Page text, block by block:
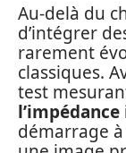
Au-delà du
d’intégrer
rarement
classiques.
test
démarrage